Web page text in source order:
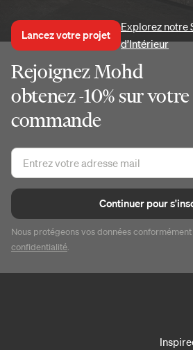
Lancez votre projet
Explorez notre
d’Intérieur
Rejoignez Mohd
obtenez -10% sur
commande
Continuer pour
Nous protégeons vos données
confidentialité.